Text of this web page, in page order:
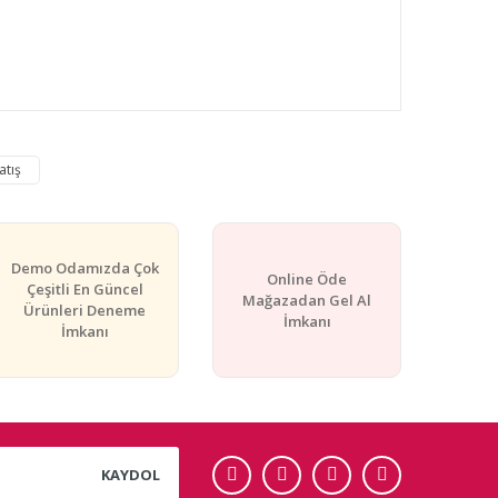
Demo Odamızda Çok
Çeşitli En Güncel
Ürünleri Deneme
İmkanı
Online Öde
Mağazadan Gel Al
İmkanı
KAYDOL